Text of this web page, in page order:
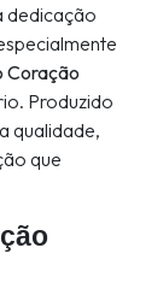
dedicação
Coração
Produzido
qualidade,
que